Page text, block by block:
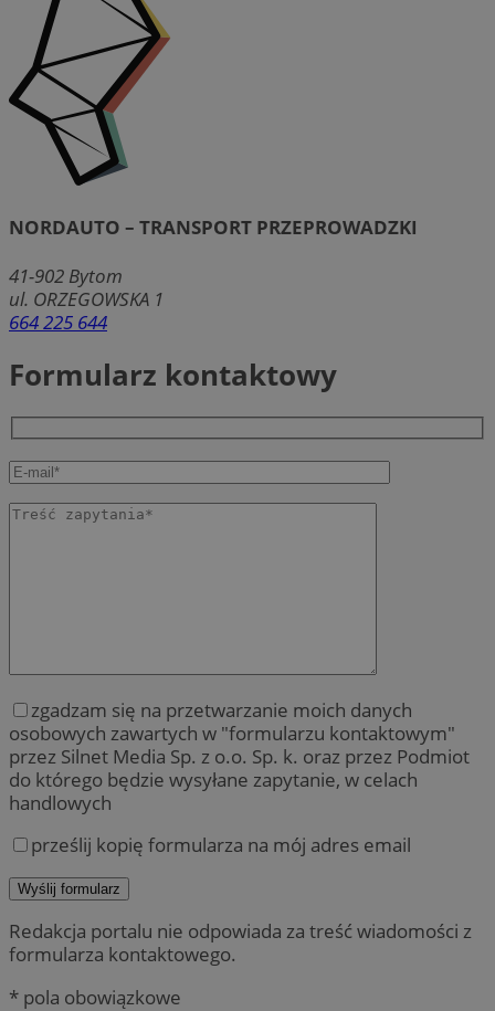
NORDAUTO – TRANSPORT PRZEPROWADZKI
41-902 Bytom
ul. ORZEGOWSKA 1
664 225 644
Formularz kontaktowy
zgadzam się na przetwarzanie moich danych
osobowych zawartych w "formularzu kontaktowym"
przez Silnet Media Sp. z o.o. Sp. k. oraz przez Podmiot
do którego będzie wysyłane zapytanie, w celach
handlowych
prześlij kopię formularza na mój adres email
Redakcja portalu nie odpowiada za treść wiadomości z
formularza kontaktowego.
* pola obowiązkowe